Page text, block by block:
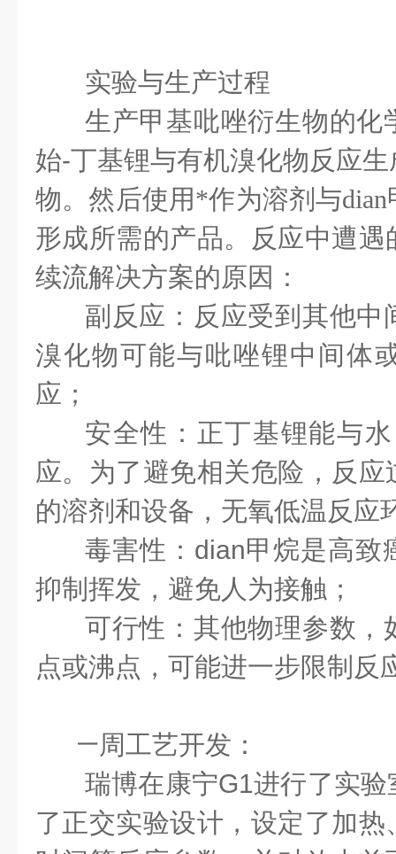
实验与生产过程
生产甲基吡唑衍生物的化
始-丁基锂与有机溴化物反应
物。然后使用*作为溶剂与dian
形成所需的产品。反应中遭
续流解决方案的原因：
副反应：反应受到其他中
溴化物可能与吡唑锂中间体
应；
安全性：正丁基锂能与
应。为了避免相关危险，反
的溶剂和设备，无氧低温反应
毒害性：dian甲烷是高致
抑制挥发，避免人为接触；
可行性：其他物理参数，
点或沸点，可能进一步限制反
一周工艺开发：
瑞博在康宁G1进行了实验
了正交实验设计，设定了加